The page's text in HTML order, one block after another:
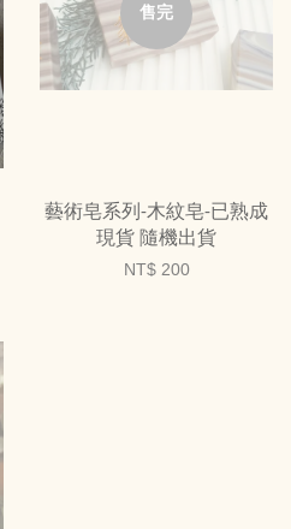
售完
藝術皂系列-木紋皂-已熟成
現貨 隨機出貨
NT$ 200